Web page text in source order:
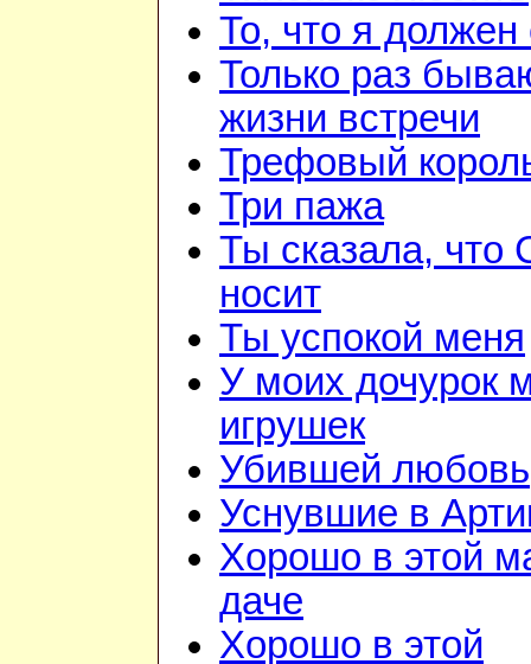
То, что я должен
Только раз
жизни встречи
Трефовый
Три пажа
Ты сказала, что
носит
Ты успокой меня
У моих дочурок
игрушек
Убившей любовь
Уснувшие в
Хорошо в этой
даче
Хорошо в этой